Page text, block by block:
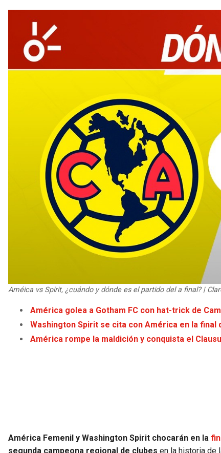
Améica vs Spirit, ¿cuándo y dónde es el partido del a final? |
América golea a Gotham FC con hat-trick de
Washington Spirit se cita con América en la final
América rompe la maldición y conquista el
América Femenil y Washington Spirit chocarán en la
segunda campeona regional de clubes en la historia de